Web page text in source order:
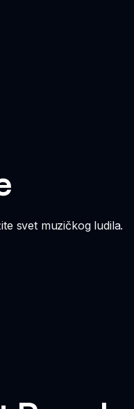
svet muzičkog ludila.